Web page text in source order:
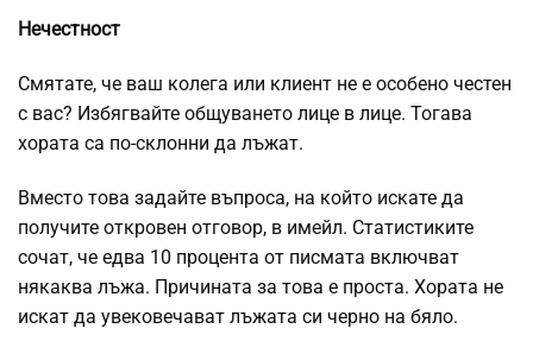
Нечестност
Смятате, че ваш колега или клиент не е особено честен
с вас? Избягвайте общуването лице в лице. Тогава
хората са по-склонни да лъжат.
Вместо това задайте въпроса, на който искате да
получите откровен отговор, в имейл. Статистиките
сочат, че едва 10 процента от писмата включват
някаква лъжа. Причината за това е проста. Хората не
искат да увековечават лъжата си черно на бяло.